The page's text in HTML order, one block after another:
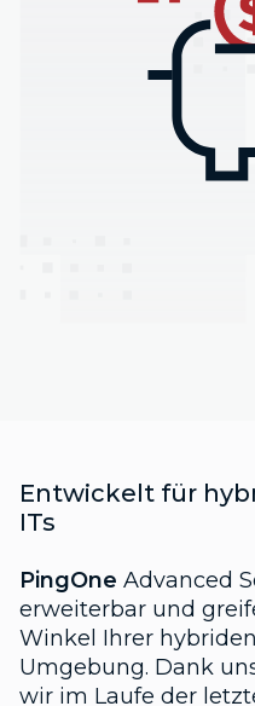
Entwickelt für
ITs
PingOne Advanced
erweiterbar und
Winkel Ihrer
Umgebung. Dank
wir im Laufe der